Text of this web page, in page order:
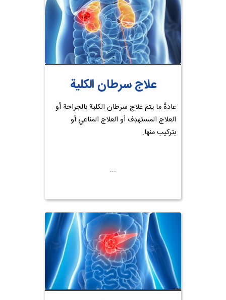
علاج سرطان الكلية
عادةً ما يتم علاج سرطان الكلية بالجراحة أو
العلاج المستهدِف أو العلاج المناعي أو
بتركيب منها.